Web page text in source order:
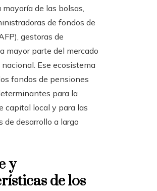
de las bolsas,
de fondos de
gestoras de
mayor parte del mercado
Ese ecosistema
fondos de pensiones
para la
capital local y para las
de desarrollo a largo
y
de los